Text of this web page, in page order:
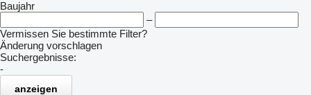
Baujahr
–
Vermissen Sie bestimmte Filter?
Änderung vorschlagen
Suchergebnisse:
-
anzeigen